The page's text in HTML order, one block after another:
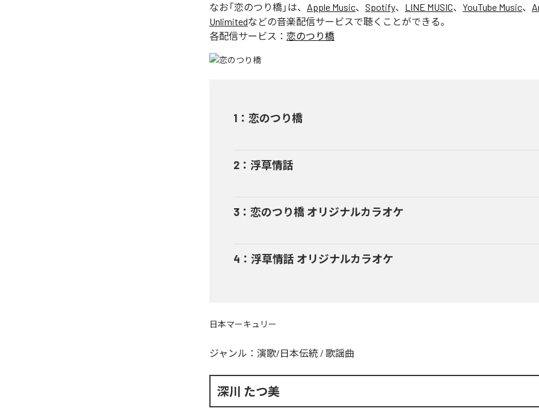
なお「恋のつり橋 」は、 Apple Music、 Spotify、 LINE MUSIC、 YouTube Music、
Unlimitedなどの音楽配信サービスで聴くことができる。
各配信サービス： 恋のつり橋
1 ： 恋のつり橋
2 ： 浮草情話
3 ： 恋のつり橋 オリジナルカラオケ
4 ： 浮草情話 オリジナルカラオケ
日本マーキュリー
ジャンル： 演歌/日本伝統 / 歌謡曲
深川 たつ美